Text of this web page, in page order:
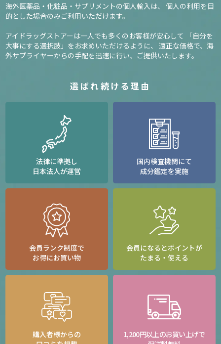
海外医薬品・化粧品・サプリメントの個人輸入は、
個人の利用を目
的とした場合のみご利用いただけます。
アイドラッグストアーは一人でも多くのお客様が安心して
「自分を
大事にする選択肢」をお求めいただけるように、
適正な価格で、海
外サプライヤーからの手配を迅速に行い、ご提供いたします。
選ばれ続ける理由
法律に準拠し
日本法人が運営
国内検査機関にて
成分鑑定を実施
会員ランク制度で
お得にお買い物
会員になるとポイントが
たまる・使える
購入者様からの
1,200円以上のお買い上げで